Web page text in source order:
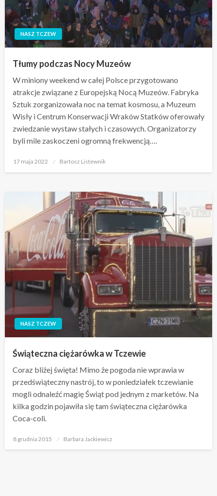
NASZ TCZEW
Tłumy podczas Nocy Muzeów
W miniony weekend w całej Polsce przygotowano
atrakcje związane z Europejską Nocą Muzeów. Fabryka
Sztuk zorganizowała noc na temat kosmosu, a Muzeum
Wisły i Centrum Konserwacji Wraków Statków oferowały
zwiedzanie wystaw stałych i czasowych. Organizatorzy
byli mile zaskoczeni ogromną frekwencją….
Opublikowane
17 maja 2022 Bartosz Listewnik
NASZ TCZEW
Świąteczna ciężarówka w Tczewie
Coraz bliżej święta! Mimo że pogoda nie wprawia w
przedświąteczny nastrój, to w poniedziałek tczewianie
mogli odnaleźć magię Świąt pod jednym z marketów. Na
kilka godzin pojawiła się tam świąteczna ciężarówka
Coca-coli.
Opublikowane
8 grudnia 2015 Barbara Jackiewicz